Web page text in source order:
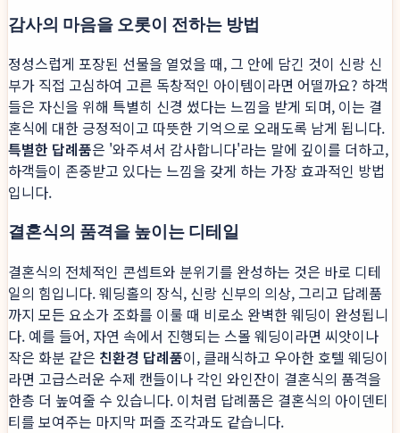
감사의 마음을 오롯이 전하는 방법
정성스럽게 포장된 선물을 열었을 때, 그 안에 담긴 것이 신랑 신
부가 직접 고심하여 고른 독창적인 아이템이라면 어떨까요? 하객
들은 자신을 위해 특별히 신경 썼다는 느낌을 받게 되며, 이는 결
혼식에 대한 긍정적이고 따뜻한 기억으로 오래도록 남게 됩니다.
특별한 답례품은 '와주셔서 감사합니다'라는 말에 깊이를 더하고,
하객들이 존중받고 있다는 느낌을 갖게 하는 가장 효과적인 방법
입니다.
결혼식의 품격을 높이는 디테일
결혼식의 전체적인 콘셉트와 분위기를 완성하는 것은 바로 디테
일의 힘입니다. 웨딩홀의 장식, 신랑 신부의 의상, 그리고 답례품
까지 모든 요소가 조화를 이룰 때 비로소 완벽한 웨딩이 완성됩니
다. 예를 들어, 자연 속에서 진행되는 스몰 웨딩이라면 씨앗이나
작은 화분 같은 친환경 답례품이, 클래식하고 우아한 호텔 웨딩이
라면 고급스러운 수제 캔들이나 각인 와인잔이 결혼식의 품격을
한층 더 높여줄 수 있습니다. 이처럼 답례품은 결혼식의 아이덴티
티를 보여주는 마지막 퍼즐 조각과도 같습니다.